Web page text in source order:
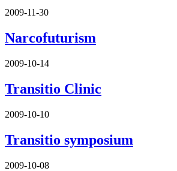
2009-11-30
Narcofuturism
2009-10-14
Transitio Clinic
2009-10-10
Transitio symposium
2009-10-08